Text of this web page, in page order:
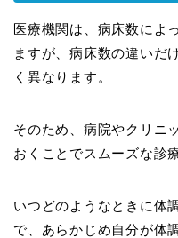
医療機関は、病床数によ
ますが、病床数の違いだ
く異なります。
そのため、病院やクリニ
おくことでスムーズな診
いつどのようなときに体
で、あらかじめ自分が体